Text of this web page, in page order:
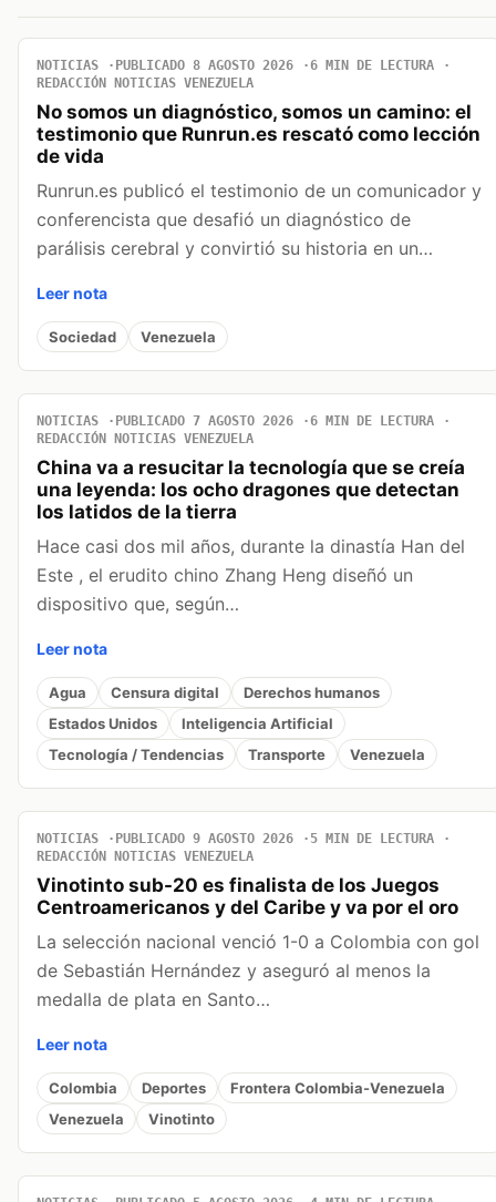
NOTICIAS PUBLICADO 8 AGOSTO 2026
6 MIN DE LECTURA
REDACCIÓN NOTICIAS VENEZUELA
No somos un diagnóstico, somos un camino: el
testimonio que Runrun.es rescató como lección
de vida
Runrun.es publicó el testimonio de un comunicador y
conferencista que desafió un diagnóstico de
parálisis cerebral y convirtió su historia en un…
Leer nota
Sociedad Venezuela
NOTICIAS PUBLICADO 7 AGOSTO 2026
6 MIN DE LECTURA
REDACCIÓN NOTICIAS VENEZUELA
China va a resucitar la tecnología que se creía
una leyenda: los ocho dragones que detectan
los latidos de la tierra
Hace casi dos mil años, durante la dinastía Han del
Este , el erudito chino Zhang Heng diseñó un
dispositivo que, según…
Leer nota
Agua Censura digital
Derechos humanos
Estados Unidos
Inteligencia Artificial
Tecnología / Tendencias
Transporte Venezuela
NOTICIAS PUBLICADO 9 AGOSTO 2026
5 MIN DE LECTURA
REDACCIÓN NOTICIAS VENEZUELA
Vinotinto sub-20 es finalista de los Juegos
Centroamericanos y del Caribe y va por el oro
La selección nacional venció 1-0 a Colombia con gol
de Sebastián Hernández y aseguró al menos la
medalla de plata en Santo…
Leer nota
Colombia Deportes
Frontera Colombia-Venezuela
Venezuela
Vinotinto